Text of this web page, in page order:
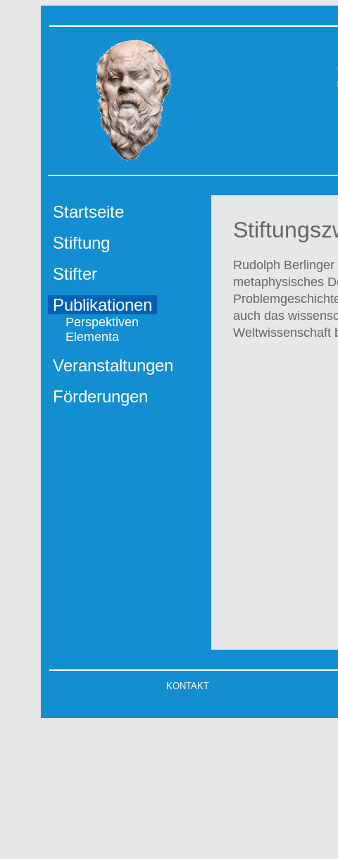
Startseite
Stiftung
Stifter
Publikationen
Perspektiven
Elementa
Veranstaltungen
Förderungen
Rudolph
metaphysisches
auch das
Weltwissenschaft
KONTAKT